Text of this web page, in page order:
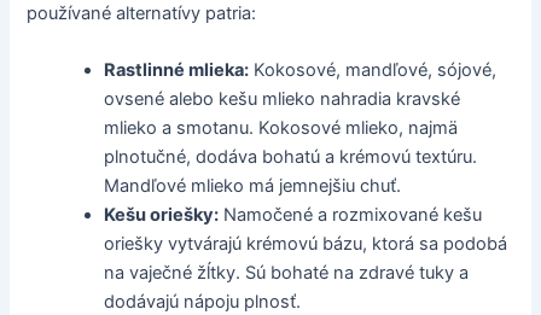
používané alternatívy patria:
Rastlinné mlieka: Kokosové, mandľové, sójové,
ovsené alebo kešu mlieko nahradia kravské
mlieko a smotanu. Kokosové mlieko, najmä
plnotučné, dodáva bohatú a krémovú textúru.
Mandľové mlieko má jemnejšiu chuť.
Kešu oriešky: Namočené a rozmixované kešu
oriešky vytvárajú krémovú bázu, ktorá sa podobá
na vaječné žĺtky. Sú bohaté na zdravé tuky a
dodávajú nápoju plnosť.